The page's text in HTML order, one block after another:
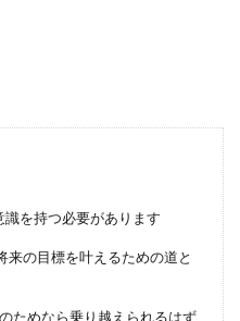
を持つ必要があります
来の目標を叶えるための道と
ためなら乗り越えられるはず